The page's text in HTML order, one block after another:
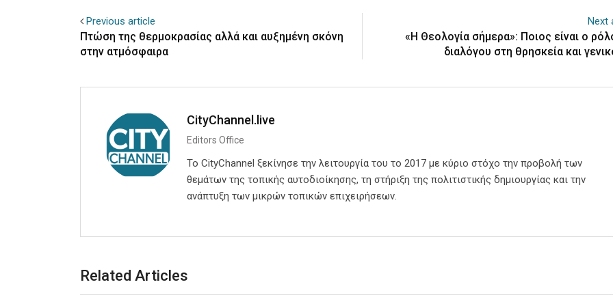
Previous article
Πτώση της θερμοκρασίας αλλά και αυξημένη σκόνη
στην ατμόσφαιρα
Next
«Η Θεολογία σήμερα»: Ποιος είναι ο
διαλόγου στη θρησκεία και
CityChannel.live
Editors Office
Το CityChannel ξεκίνησε την λειτουργία του το 2017 με κύριο στόχο την προβολή των
θεμάτων της τοπικής αυτοδιοίκησης, τη στήριξη της πολιτιστικής δημιουργίας και την
ανάπτυξη των μικρών τοπικών επιχειρήσεων.
Related Articles